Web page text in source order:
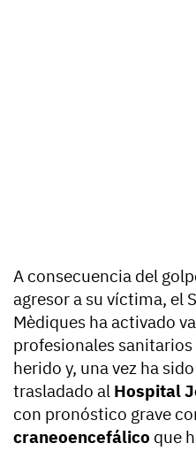
A consecuencia del
agresor a su víctima, el
Mèdiques ha activado
profesionales
herido y, una vez ha
trasladado al Hospital
con pronóstico grave
craneoencefálico que